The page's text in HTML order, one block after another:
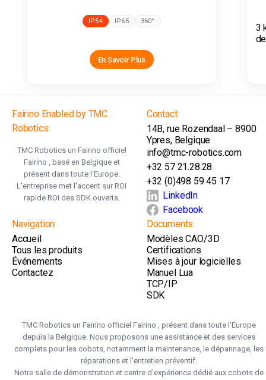
IP54 IP65 360°
En Savoir Plus
3
Fairino Enabled by TMC
Robotics
TMC Robotics un Fairino officiel
Fairino , basé en Belgique et
présent dans toute l'Europe.
L'entreprise met l'accent sur ROI
rapide ROI des SDK ouverts.
Contact
14B, rue Rozendaal – 8900
Ypres, Belgique
info@tmc-robotics.com
+32 57 21.28.28
+32 (0)498 59 45 17
LinkedIn
Facebook
Navigation
Accueil
Tous les produits
Événements
Contactez
Documents
Modèles CAO/3D
Certifications
Mises à jour logicielles
Manuel Lua
TCP/IP
SDK
TMC Robotics un Fairino officiel Fairino , présent dans toute l'Europe
depuis la Belgique. Nous proposons une assistance et des services
complets pour les cobots, notamment la maintenance, le dépannage, les
réparations et l'entretien préventif.
Notre salle de démonstration et centre d'expérience dédié aux cobots de